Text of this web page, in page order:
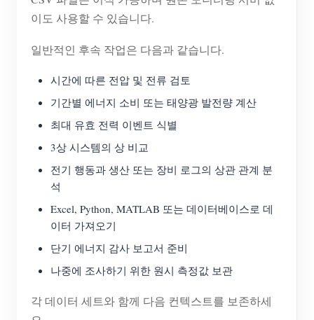
이도 사용할 수 있습니다.
일반적인 후속 작업은 다음과 같습니다.
시간에 따른 전압 및 전류 검토
기간별 에너지 소비 또는 태양광 발전량 계산
최대 유효 전력 이벤트 식별
3상 시스템의 상 비교
전기 행동과 생산 또는 장비 로그의 상관 관계 분
석
Excel, Python, MATLAB 또는 데이터베이스로 데
이터 가져오기
단기 에너지 감사 보고서 준비
나중에 조사하기 위한 원시 측정값 보관
각 데이터 세트와 함께 다음 컨텍스트를 보존하세